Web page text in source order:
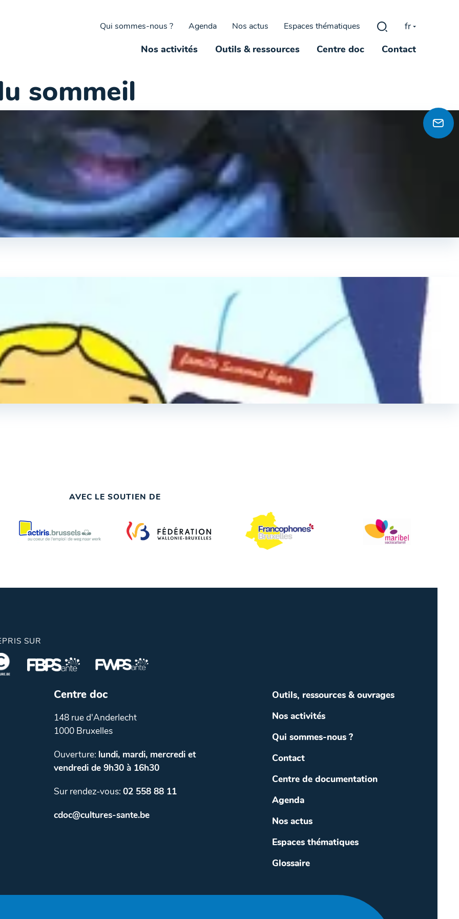
Qui sommes-nous ? Agenda Nos actus Espaces thématiques Rechercher :
fr
Nos activités Outils & ressources Centre doc Contact
sommeil
AVEC LE SOUTIEN DE
SUR
Centre doc
148 rue d'Anderlecht
1000 Bruxelles
Ouverture: lundi, mardi, mercredi et
vendredi de 9h30 à 16h30
Sur rendez-vous: 02 558 88 11
cdoc@cultures-sante.be
Outils, ressources & ouvrages
Nos activités
Qui sommes-nous ?
Contact
Centre de documentation
Agenda
Nos actus
Espaces thématiques
Glossaire